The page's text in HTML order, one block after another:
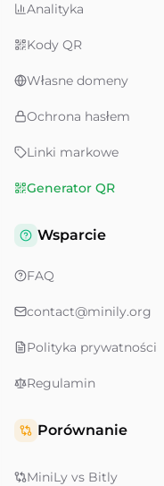
Analityka
Kody QR
Własne domeny
Ochrona hasłem
Linki markowe
Generator QR
Wsparcie
FAQ
contact@minily.org
Polityka prywatności
Regulamin
Porównanie
MiniLy vs Bitly